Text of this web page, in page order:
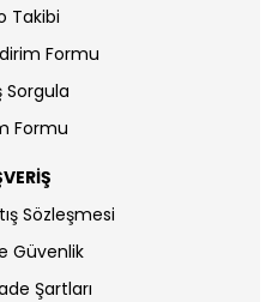
Takibi
Formu
Sorgula
Formu
Sözleşmesi
Güvenlik
Şartları